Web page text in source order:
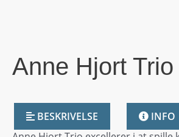
Anne Hjort Trio
BESKRIVELSE INFO